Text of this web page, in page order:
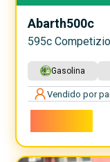
Abarth500c
595c
Gasolina
Vendido por